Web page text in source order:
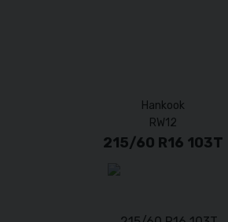
Hankook
RW12
215/60 R16 103T